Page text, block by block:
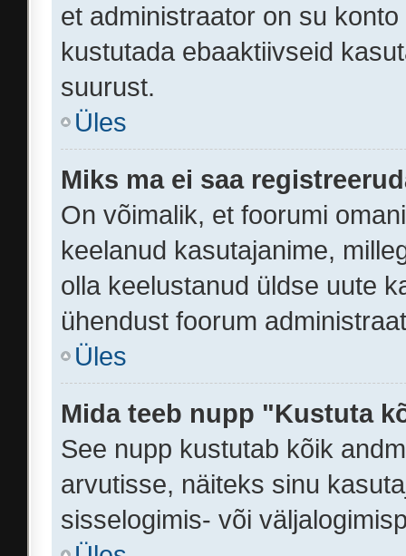
et administraator on su
kustutada ebaaktiivseid
suurust.
Üles
Miks ma ei saa
On võimalik, et foorumi
keelanud kasutajanime,
olla keelustanud üldse uute
ühendust foorum
Üles
Mida teeb nupp "Kustuta
See nupp kustutab kõik
arvutisse, näiteks sinu
sisselogimis- või